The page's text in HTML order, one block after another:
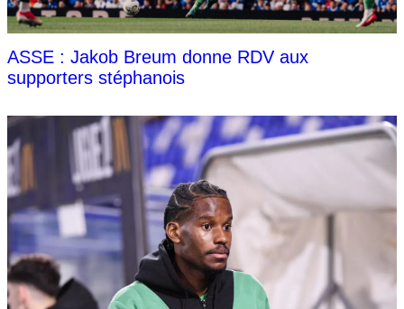
ASSE : Jakob Breum donne RDV aux
supporters stéphanois